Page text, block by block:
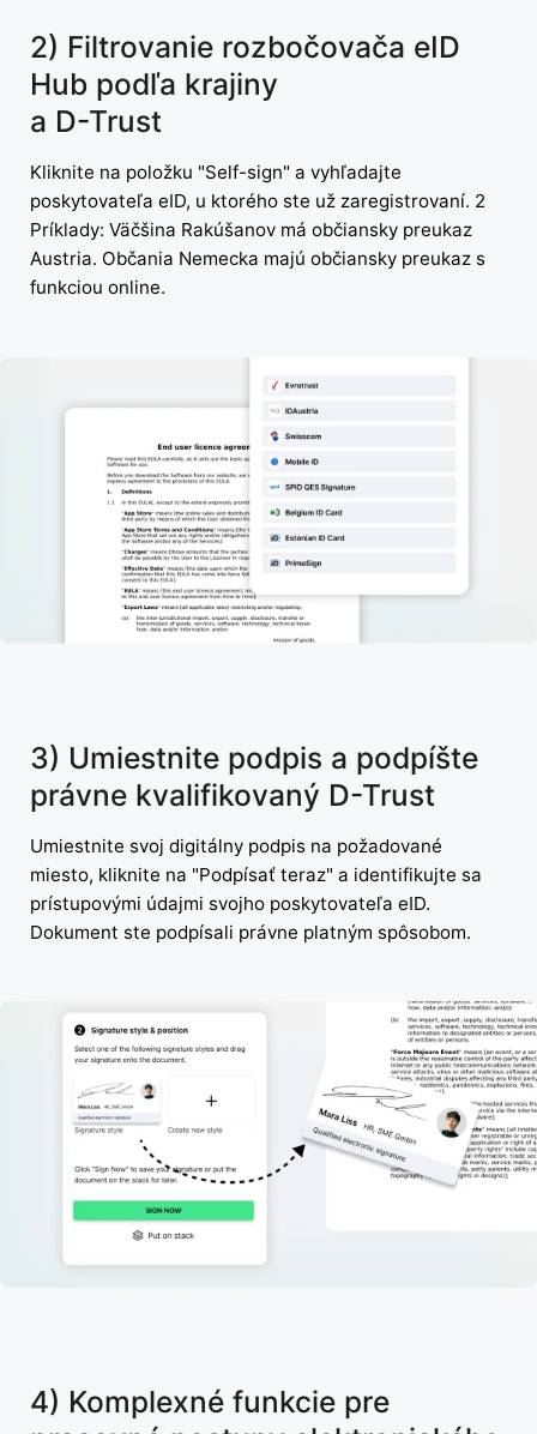
2) Filtrovanie rozbočovača eID
Hub podľa krajiny
a D-Trust
Kliknite na položku "Self-sign" a vyhľadajte
poskytovateľa eID, u ktorého ste už zaregistrovaní. 2
Príklady: Väčšina Rakúšanov má občiansky preukaz
Austria. Občania Nemecka majú občiansky preukaz s
funkciou online.
3) Umiestnite podpis a podpíšte
právne kvalifikovaný D-Trust
Umiestnite svoj digitálny podpis na požadované
miesto, kliknite na "Podpísať teraz" a identifikujte sa
prístupovými údajmi svojho poskytovateľa eID.
Dokument ste podpísali právne platným spôsobom.
4) Komplexné funkcie pre